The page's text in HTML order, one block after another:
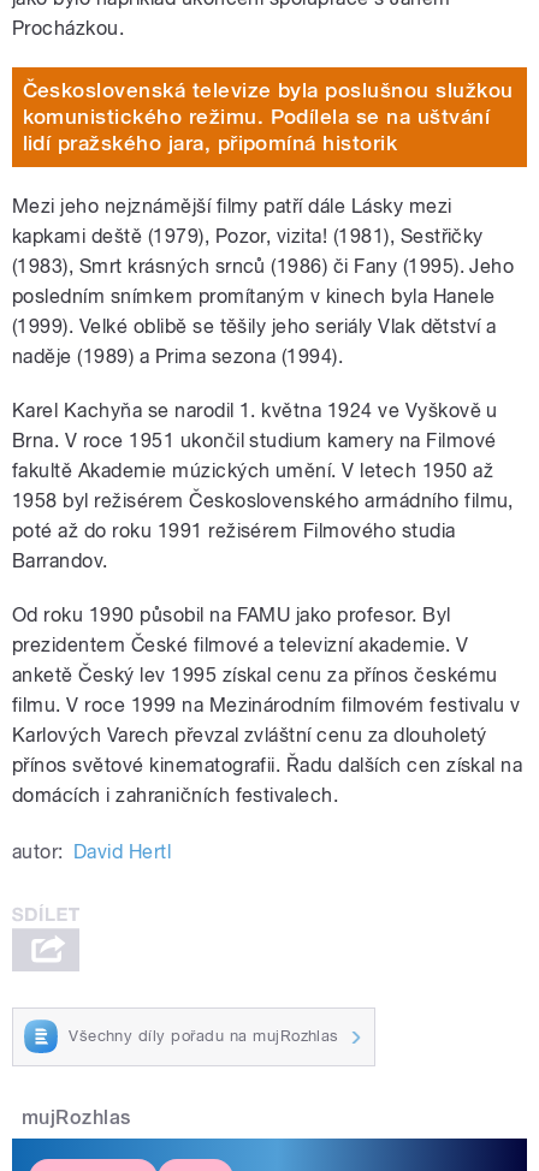
Procházkou.
Československá televize byla poslušnou služkou
komunistického režimu. Podílela se na uštvání
lidí pražského jara, připomíná historik
Mezi jeho nejznámější filmy patří dále Lásky mezi
kapkami deště (1979), Pozor, vizita! (1981), Sestřičky
(1983), Smrt krásných srnců (1986) či Fany (1995). Jeho
posledním snímkem promítaným v kinech byla Hanele
(1999). Velké oblibě se těšily jeho seriály Vlak dětství a
naděje (1989) a Prima sezona (1994).
Karel Kachyňa se narodil 1. května 1924 ve Vyškově u
Brna. V roce 1951 ukončil studium kamery na Filmové
fakultě Akademie múzických umění. V letech 1950 až
1958 byl režisérem Československého armádního filmu,
poté až do roku 1991 režisérem Filmového studia
Barrandov.
Od roku 1990 působil na FAMU jako profesor. Byl
prezidentem České filmové a televizní akademie. V
anketě Český lev 1995 získal cenu za přínos českému
filmu. V roce 1999 na Mezinárodním filmovém festivalu v
Karlových Varech převzal zvláštní cenu za dlouholetý
přínos světové kinematografii. Řadu dalších cen získal na
domácích i zahraničních festivalech.
autor: David Hertl
Všechny díly pořadu na mujRozhlas
mujRozhlas